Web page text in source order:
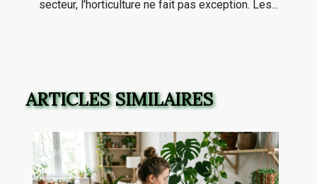
secteur, l'horticulture ne fait pas exception. Les...
ARTICLES SIMILAIRES